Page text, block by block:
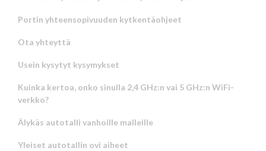
Portin yhteensopivuuden kytkentäohjeet
Ota yhteyttä
Usein kysytyt kysymykset
Kuinka kertoa, onko sinulla 2,4 GHz:n vai 5 GHz:n WiFi-
verkko?
Älykäs autotalli vanhoille malleille
Yleiset autotallin ovi aiheet